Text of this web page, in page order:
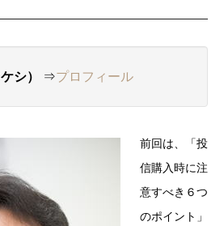
シ） ⇒プロフィール
前回は、「投
信購入時に注
意すべき６つ
のポイント」